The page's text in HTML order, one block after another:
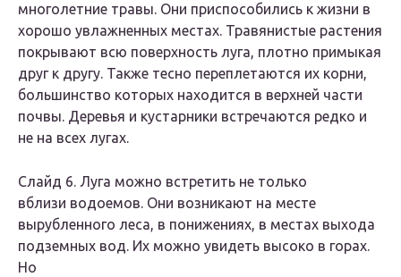
многолетние травы. Они приспособились к жизни в
хорошо увлажненных местах. Травянистые растения
покрывают всю поверхность луга, плотно примыкая
друг к другу. Также тесно переплетаются их корни,
большинство которых находится в верхней части
почвы. Деревья и кустарники встречаются редко и
не на всех лугах.
Слайд 6. Луга можно встретить не только
вблизи водоемов. Они возникают на месте
вырубленного леса, в понижениях, в местах выхода
подземных вод. Их можно увидеть высоко в горах.
Но